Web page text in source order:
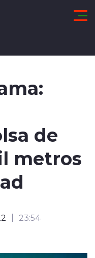
de
metros
23:54